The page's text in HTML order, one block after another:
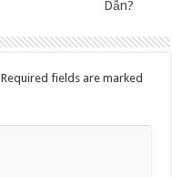
Dẫn?
Required fields are marked